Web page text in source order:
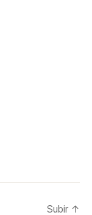
Subir ↑